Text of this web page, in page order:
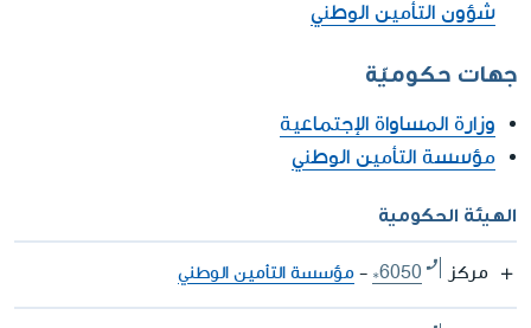
شؤون التأمين الوطني
جهات حكوميّة
وزارة المساواة الإجتماعية
مؤسسة التأمين الوطني
الهيئة الحكومية
مركز *6050
- مؤسسة التأمين الوطني